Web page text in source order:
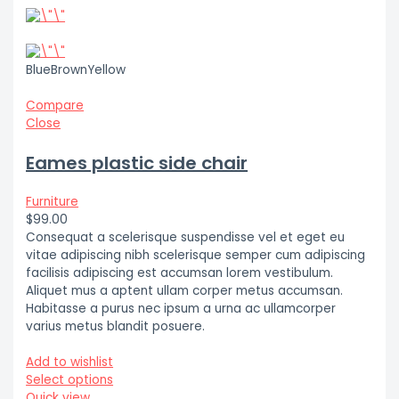
BlueBrownYellow
Compare
Close
Eames plastic side chair
Furniture
$99.00
Consequat a scelerisque suspendisse vel et eget eu
vitae adipiscing nibh scelerisque semper cum adipiscing
facilisis adipiscing est accumsan lorem vestibulum.
Aliquet mus a aptent ullam corper metus accumsan.
Habitasse a purus nec ipsum a urna ac ullamcorper
varius metus blandit posuere.
Add to wishlist
Select options